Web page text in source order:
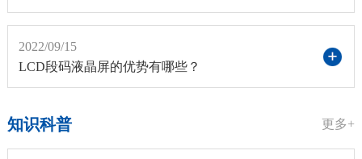
2022/09/15
LCD段码液晶屏的优势有哪些？
知识科普 更多+